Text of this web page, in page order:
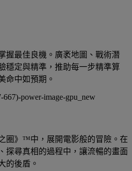
握最佳良機。廣袤地圖、戰術潛
穩定與精準，推助每一步精準算
命中如預期。
圈》™中，展開電影般的冒險。在
探尋真相的過程中，讓流暢的畫面
的後盾。